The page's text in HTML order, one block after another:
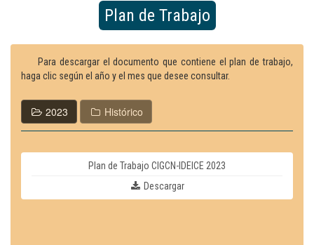
Plan de Trabajo
Para descargar el documento que contiene el plan de trabajo,
haga clic según el año y el mes que desee consultar.
2023 Histórico
Plan de Trabajo CIGCN-IDEICE 2023
Descargar